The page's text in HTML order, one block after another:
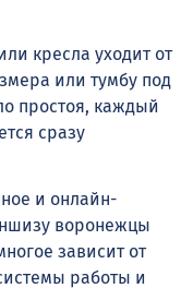
кресла уходит от
или тумбу под
простоя, каждый
сразу
и онлайн-
воронежцы
зависит от
работы и